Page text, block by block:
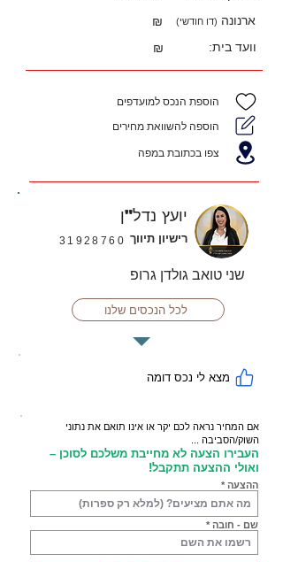
₪
ארנונה (דו חודשי)
₪ וועד בית:
הוספת הנכס למועדפים
הוספה להשוואת מחירים
צפו בכתובת במפה
יועץ נדל"ן
31928760 רישיון תיווך
שני טואב גולדן גרופ
לכל הנכסים שלנו
מצא לי נכס דומה
אם המחיר נראה לכם יקר או אינו תואם את נתוני
השוק/הסביבה ...
העבירו הצעה לא מחייבת משלכם לסוכן –
ואולי ההצעה תתקבל!
ההצעה
שם - חובה